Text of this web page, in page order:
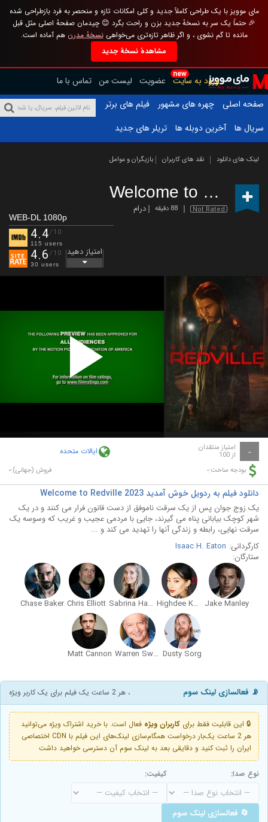
مای موویز با یک طراحی کاملاً جدید و کلی امکانات تازه و منحصر به فرد بازطراحی شده
🎉 حتماً یک سر به نسخهٔ جدید بزن و راحت بگرد 😊 چیدمان صفحهٔ اصلی مثل قبل
مانده تا گم نشوی ، و اگر ظاهر تازه‌تری می‌خواهینسخهٔ مدرن هم آماده است.
مشاهدهٔ نسخهٔ جدید
new
ورود به سایت عضویت لیست من تماس با ما
صفحه اصلی
چهره های مشهور
فیلم های برتر
سریال ها
آخرین دوبله ها تریلر های جدید
لینک های دانلود نقد های کاربران بازیگران و عوامل
Welcome to Redville
Not Rated 88 دقیقه درام
WEB-DL 1080p
4.4/10
115 users
4.6 /10
30 users
امتیاز دهید
Play
Video
- امتیاز منتقدان
از 100 ایالات متحده
بودجه ساخت:- فروش (جهانی):-
دانلود فیلم به ردویل خوش آمدید Welcome to Redville 2023
یک زوج جوان پس از یک سرقت ناموفق از دست قانون فرار می کنند و در یک
شهر کوچک بیابانی پناه می گیرند، جایی با مردمی عجیب و غریب که وسوسه یک
سرقت نهایی، رابطه و زندگی آنها را تهدید می کند و ...
کارگردانی: Isaac H. Eaton
ستارگان:
Jake Manley
Highdee Kuan
Sabrina Haskett
Chris Elliott
Chase Baker
Dusty Sorg
Warren Sweeney
Matt Cannon
📡 فعالسازی لینک سوم ، هر 2 ساعت یک فیلم برای یک کاربر ویژه
🔒 این قابلیت فقط برای کاربران ویژه فعال است. با خرید اشتراک ویژه می‌توانید
هر 2 ساعت یک‌بار درخواست همگام‌سازی لینک‌های این فیلم با CDN اختصاصی
ایران را ثبت کنید و دقایقی بعد به لینک سوم آن دسترسی خواهید داشت
نوع صدا: کیفیت:
🔄 فعالسازی لینک سوم